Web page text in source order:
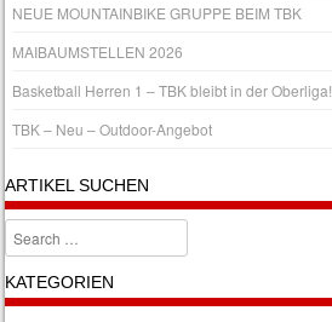
NEUE MOUNTAINBIKE GRUPPE BEIM TBK
MAIBAUMSTELLEN 2026
Basketball Herren 1 – TBK bleibt in der Oberliga!
TBK – Neu – Outdoor-Angebot
ARTIKEL SUCHEN
Search
KATEGORIEN